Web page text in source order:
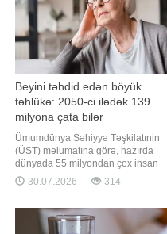
Beyini təhdid edən böyük
təhlükə: 2050-ci ilədək 139
milyona çata bilər
Ümumdünya Səhiyyə Təşkilatınin
(ÜST) məlumatına görə, hazırda
dünyada 55 milyondan çox insan
demansiyadan əziyyət çəkir.
Əhalinin yaşlanması ilə əlaqədar bu
milyona yüksələcəyi
proqnozlaşdırılır. Qaynarinfo xəbər
30.07.2026 314